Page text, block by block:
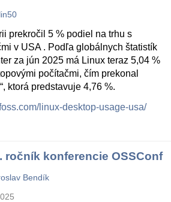
prekročil 5 % podiel na trhu s
v USA . Podľa globálnych štatistík
za jún 2025 má Linux teraz 5,04 %
počítačmi, čím prekonal
ktorá predstavuje 4,76 %.
linux-desktop-usage-usa/
ročník konferencie OSSConf
Bendík